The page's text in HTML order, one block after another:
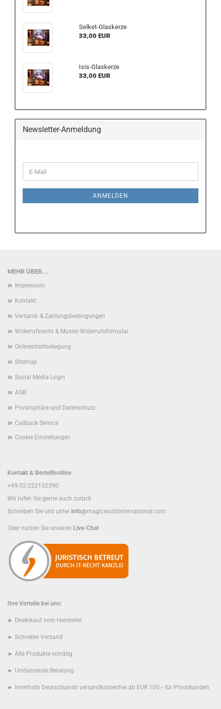
Selket-Glaskerze
33,00 EUR
Isis-Glaskerze
33,00 EUR
Newsletter-Anmeldung
ZUR
E-
Mail
ANMELDEN
MEHR ÜBER...
Impressum
Kontakt
Versand- & Zahlungsbedingungen
Widerrufsrecht & Muster-Widerrufsformular
Onlinestreitbeilegung
Sitemap
Social Media Login
AGB
Privatsphäre und Datenschutz
Callback Service
Cookie Einstellungen
Kontakt & Bestellhotline
+49-32-222132390
Wir rufen Sie gerne auch zurück
Schreiben Sie uns unter info@magicworldinternational.com
Oder nutzen Sie unseren Live-Chat
Ihre Vorteile bei uns:
► Direktkauf vom Hersteller
► Schneller Versand
► Alle Produkte vorrätig
► Umfassende Beratung
► Innerhalb Deutschlands versandkostenfrei ab EUR 100,-- für Privatkunden